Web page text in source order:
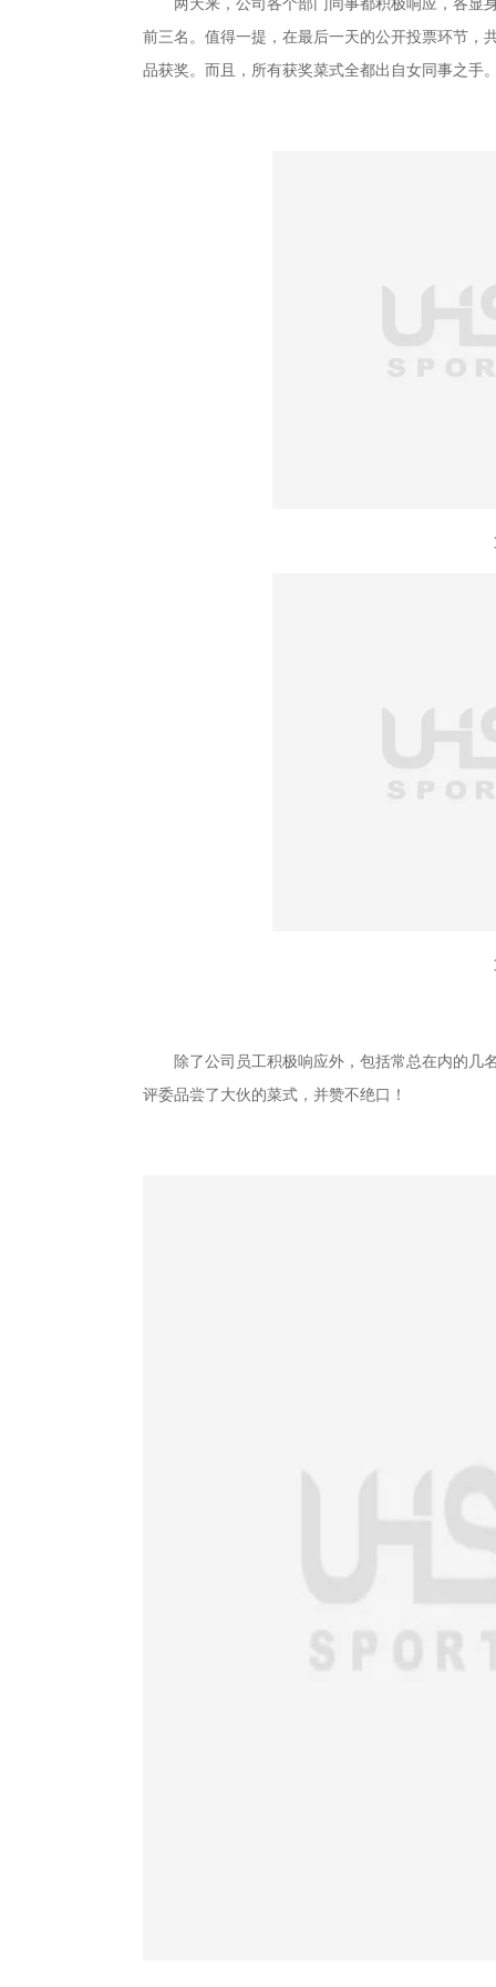
前三名。值得一提，在最后一天的公开投票环节，
品获奖。而且，所有获奖菜式全都出自女同事之
除了公司员工积极响应外，包括常总在内的几
评委品尝了大伙的菜式，并赞不绝口！